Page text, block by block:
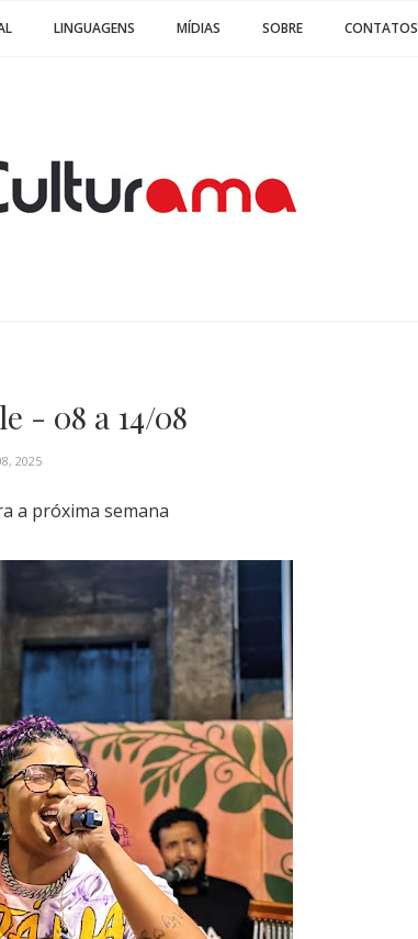
LINGUAGENS MÍDIAS SOBRE CONTATOS
- 08 a 14/08
2025
a próxima semana